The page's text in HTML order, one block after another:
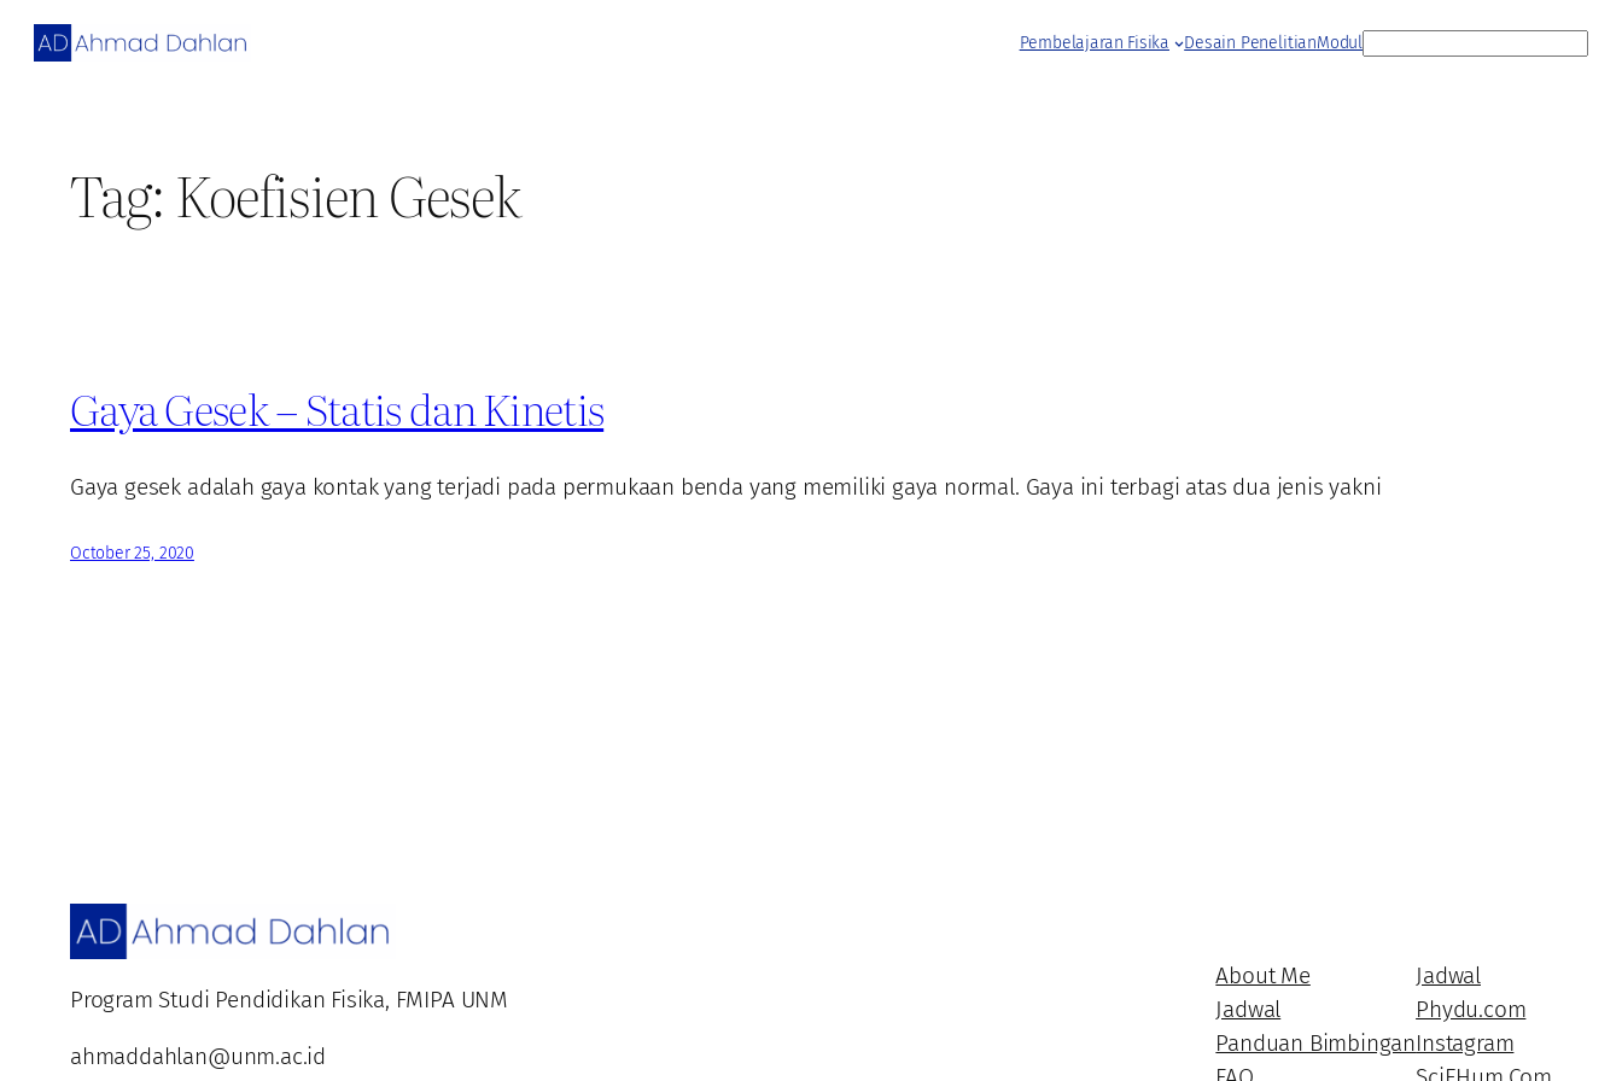
Skip
Pembelajaran Fisika Desain PenelitianModulS
Tag:Koefisien Gesek
Gaya Gesek – Statis dan Kinetis
Gaya gesek adalah gaya kontak yang terjadi pada permukaan benda yang memiliki gaya normal. Gaya ini terbagi atas dua jenis yakni
October 25, 2020
Program Studi Pendidikan Fisika, FMIPA UNM
ahmaddahlan@unm.ac.id
About Me
Jadwal
Panduan Bimbingan
Jadwal
Phydu.com
Instagram